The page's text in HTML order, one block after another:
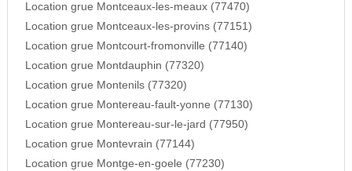
Location grue Montceaux-les-meaux (77470)
Location grue Montceaux-les-provins (77151)
Location grue Montcourt-fromonville (77140)
Location grue Montdauphin (77320)
Location grue Montenils (77320)
Location grue Montereau-fault-yonne (77130)
Location grue Montereau-sur-le-jard (77950)
Location grue Montevrain (77144)
Location grue Montge-en-goele (77230)